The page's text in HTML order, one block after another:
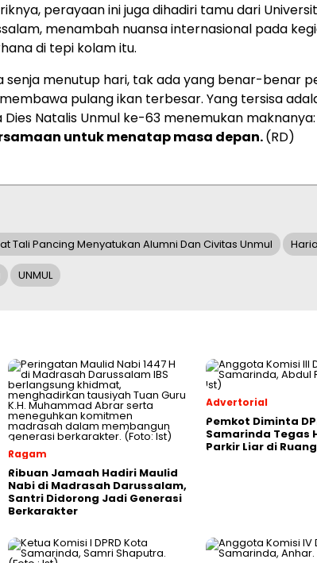
perayaan ini juga dihadiri tamu dari
menambah nuansa internasional pada
di tepi kolam itu.
senja menutup hari, tak ada yang benar-benar
pulang ikan terbesar. Yang tersisa
Natalis Unmul ke-63 menemukan maknanya:
untuk menatap masa depan.(RD)
Tali Pancing Menyatukan Alumni Dan Civitas Unmul
UNMUL
Ragam
Ribuan Jamaah Hadiri Maulid
Nabi di Madrasah Darussalam,
Santri Didorong Jadi Generasi
Berkarakter
Advertorial
Pemkot Diminta
Samarinda Tegas
Parkir Liar di